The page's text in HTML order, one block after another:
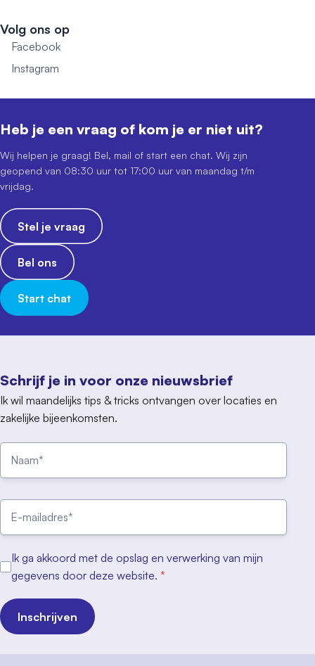
Volg ons op
Facebook
Instagram
Schrijf je in voor onze nieuwsbrief
Ik wil maandelijks tips & tricks ontvangen over locaties en
zakelijke bijeenkomsten.
Ik ga akkoord met de opslag en verwerking van mijn
gegevens door deze website. *
Inschrijven
Heb je een vraag of kom je er niet uit?
Wij helpen je graag! Bel, mail of start een chat. Wij zijn
geopend van 08:30 uur tot 17:00 uur van maandag t/m
vrijdag.
Stel je vraag
Bel ons
Start chat